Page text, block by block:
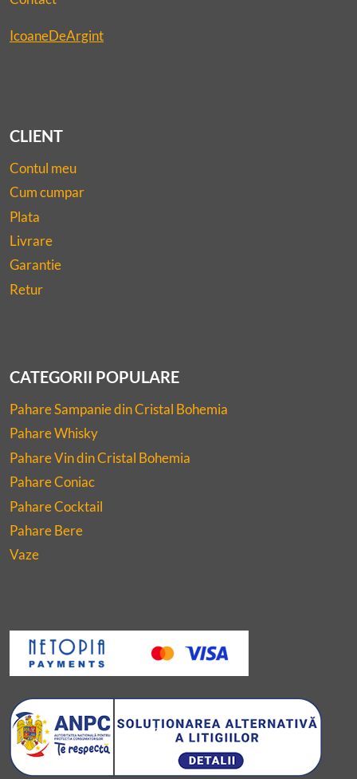
IcoaneDeArgint
CLIENT
Contul meu
Cum cumpar
Plata
Livrare
Garantie
Retur
CATEGORII POPULARE
Pahare Sampanie din Cristal Bohemia
Pahare Whisky
Pahare Vin din Cristal Bohemia
Pahare Coniac
Pahare Cocktail
Pahare Bere
Vaze